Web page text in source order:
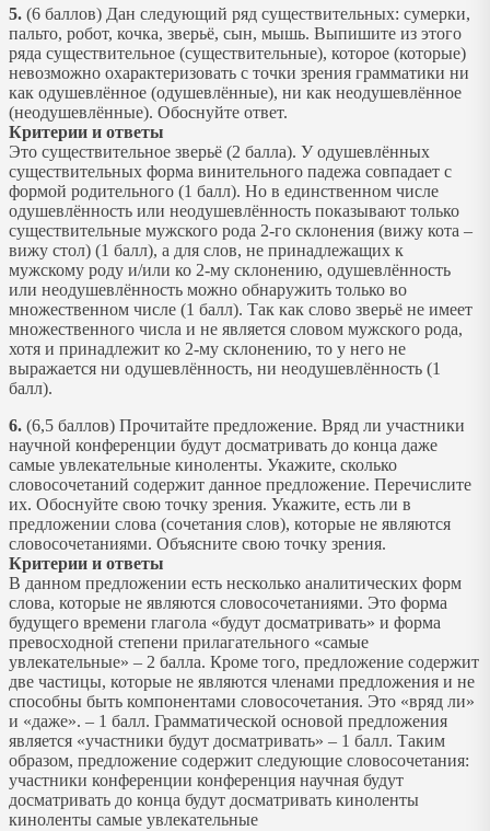
5. (6 баллов) Дан следующий ряд существительных: сумерки,
пальто, робот, кочка, зверьё, сын, мышь. Выпишите из этого
ряда существительное (существительные), которое (которые)
невозможно охарактеризовать с точки зрения грамматики ни
как одушевлённое (одушевлённые), ни как неодушевлённое
(неодушевлённые). Обоснуйте ответ.
Критерии и ответы
Это существительное зверьё (2 балла). У одушевлённых
существительных форма винительного падежа совпадает с
формой родительного (1 балл). Но в единственном числе
одушевлённость или неодушевлённость показывают только
существительные мужского рода 2-го склонения (вижу кота –
вижу стол) (1 балл), а для слов, не принадлежащих к
мужскому роду и/или ко 2-му склонению, одушевлённость
или неодушевлённость можно обнаружить только во
множественном числе (1 балл). Так как слово зверьё не имеет
множественного числа и не является словом мужского рода,
хотя и принадлежит ко 2-му склонению, то у него не
выражается ни одушевлённость, ни неодушевлённость (1
балл).
6. (6,5 баллов) Прочитайте предложение. Вряд ли участники
научной конференции будут досматривать до конца даже
самые увлекательные киноленты. Укажите, сколько
словосочетаний содержит данное предложение. Перечислите
их. Обоснуйте свою точку зрения. Укажите, есть ли в
предложении слова (сочетания слов), которые не являются
словосочетаниями. Объясните свою точку зрения.
Критерии и ответы
В данном предложении есть несколько аналитических форм
слова, которые не являются словосочетаниями. Это форма
будущего времени глагола «будут досматривать» и форма
превосходной степени прилагательного «самые
увлекательные» – 2 балла. Кроме того, предложение содержит
две частицы, которые не являются членами предложения и не
способны быть компонентами словосочетания. Это «вряд ли»
и «даже». – 1 балл. Грамматической основой предложения
является «участники будут досматривать» – 1 балл. Таким
образом, предложение содержит следующие словосочетания:
участники конференции конференция научная будут
досматривать до конца будут досматривать киноленты
киноленты самые увлекательные